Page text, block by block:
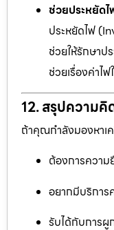
ช่วยประหยัดไ
ประหยัดไฟ
ช่วยให้รักษาป
ช่วยเรื่องค่าไฟ
12. สรุปความคิ
ถ้าคุณกำลังมองหาเ
ต้องการความ
อยากมีบริการ
รับได้กับการ